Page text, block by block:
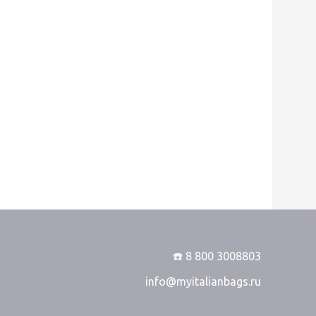
☎️ 8 800 3008803
info@myitalianbags.ru